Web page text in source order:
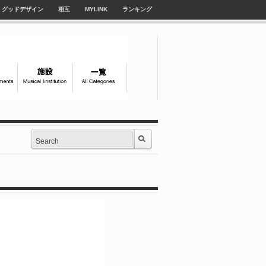
グッドデザイン 相互 MYLINK ランキング